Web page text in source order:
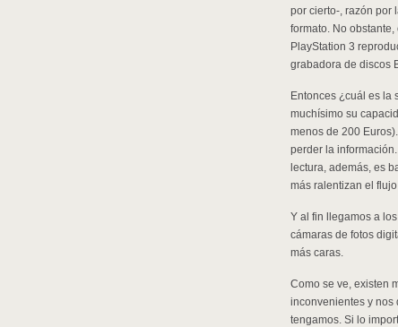
por cierto-, razón por
formato. No
PlayStation 3
grabadora de discos
Entonces ¿cuál es la
muchísimo su
menos de 200
perder la
lectura, además, es
más ralentizan el
Y al fin llegamos a
cámaras de fotos
más caras.
Como se ve, existen
inconvenientes y nos
tengamos. Si lo